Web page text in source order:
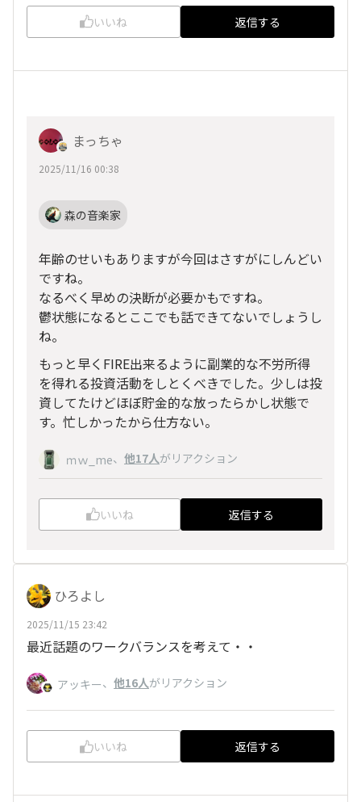
いいね 返信する
まっちゃ
2025/11/16 00:38
森の音楽家
年齢のせいもありますが今回はさすがにしんどい
ですね。
なるべく早めの決断が必要かもですね。
鬱状態になるとここでも話できてないでしょうし
ね。
もっと早くFIRE出来るように副業的な不労所得
を得れる投資活動をしとくべきでした。少しは投
資してたけどほぼ貯金的な放ったらかし状態で
す。忙しかったから仕方ない。
ｍｗ_me、 他17人がリアクション
いいね 返信する
ひろよし
2025/11/15 23:42
最近話題のワークバランスを考えて・・
アッキー、 他16人がリアクション
いいね 返信する